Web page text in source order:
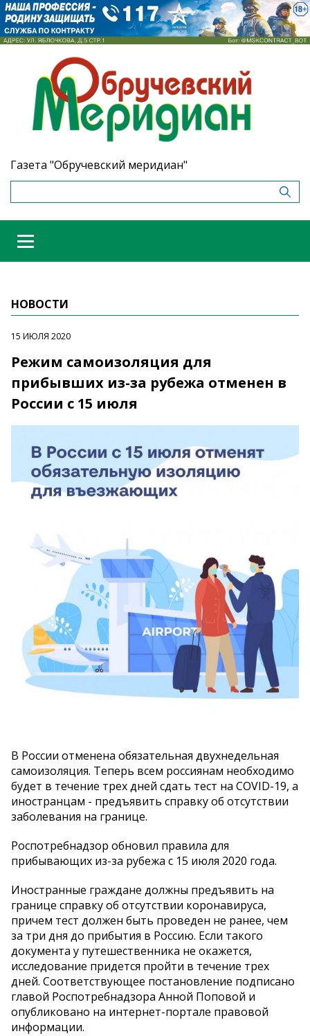
Газета "Обручевский меридиан"
НОВОСТИ
15 ИЮЛЯ 2020
Режим самоизоляция для
прибывших из-за рубежа отменен в
России с 15 июля
В России отменена обязательная двухнедельная
самоизоляция. Теперь всем россиянам необходимо
будет в течение трех дней сдать тест на COVID-19, а
иностранцам - предъявить справку об отсутствии
заболевания на границе.
Роспотребнадзор обновил правила для
прибывающих из-за рубежа с 15 июля 2020 года.
Иностранные граждане должны предъявить на
границе справку об отсутствии коронавируса,
причем тест должен быть проведен не ранее, чем
за три дня до прибытия в Россию. Если такого
документа у путешественника не окажется,
исследование придется пройти в течение трех
дней. Соответствующее постановление подписано
главой Роспотребнадзора Анной Поповой и
опубликовано на интернет-портале правовой
информации.